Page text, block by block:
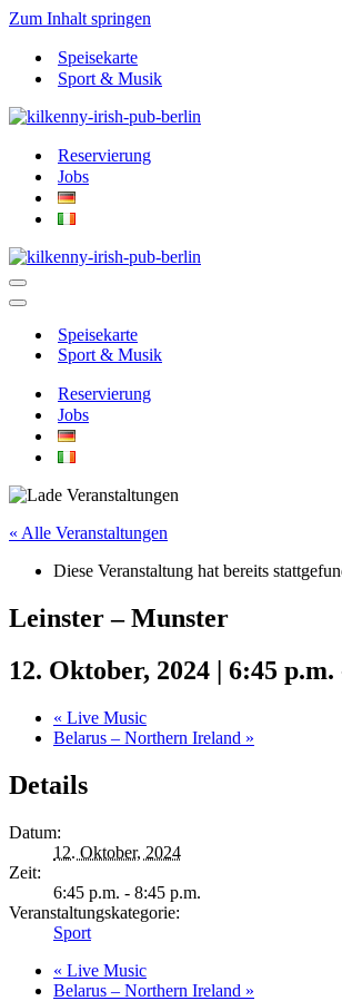
Zum Inhalt springen
Speisekarte
Sport & Musik
Reservierung
Jobs
Navigationsmenü
Navigationsmenü
Speisekarte
Sport & Musik
Reservierung
Jobs
« Alle Veranstaltungen
Diese Veranstaltung hat bereits
Leinster – Munster
12. Oktober, 2024 | 6:45 p.m.
« Live Music
Belarus – Northern Ireland »
Details
Datum:
12. Oktober, 2024
Zeit:
6:45 p.m. - 8:45 p.m.
Veranstaltungskategorie:
Sport
« Live Music
Belarus – Northern Ireland »